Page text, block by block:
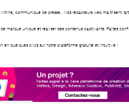
communiqué de presse… Nos rédacteurs web maîtrisent
marque unique et réaliser des contenus captivants. Faites
en quelques clics sur notre plateforme gratuite et intuitive !